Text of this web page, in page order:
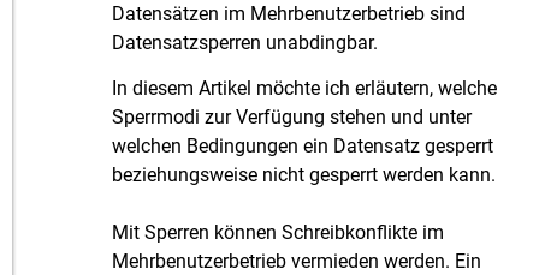
Datensätzen im Mehrbenutzerbetrieb sind
Datensatzsperren unabdingbar.
In diesem Artikel möchte ich erläutern, welche
Sperrmodi zur Verfügung stehen und unter
welchen Bedingungen ein Datensatz gesperrt
beziehungsweise nicht gesperrt werden kann.
Mit Sperren können Schreibkonflikte im
Mehrbenutzerbetrieb vermieden werden. Ein